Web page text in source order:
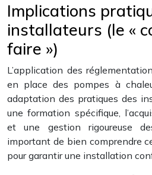
Implications
installateurs (le «
faire »)
L’application des
en place des pompes à
adaptation des pratiques des
une formation spécifique,
et une gestion rigoureuse
important de bien comprendre
pour garantir une installation